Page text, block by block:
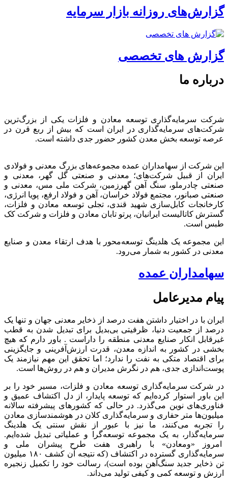
گزارش‌های روزانه بازار سرمایه
گزارش های تخصصی
درباره ما
شرکت سرمایه‌گذاری توسعه معادن و فلزات یکی از بزرگ‌ترین
شرکت‌های سرمایه‌گذاری در ایران است که بیش از ربع قرن در
عرصه توسعه بخش معدن کشور حضور جدی داشته است.
این شرکت از سهامداران عمده مجموعه‌های بزرگ معدنی و فولادی
ایران از قبیل شرکت‌های؛ معدنی و صنعتی گل گهر، معدنی و
صنعتی چادرملو، سنگ آهن گهرزمین، شرکت ملی مس، معدنی و
صنعتی صبانور، مجتمع فولاد خراسان، آهن و فولاد ارفع، پویا انرژی،
کارخانجات کابل‌سازی شهید قندی، تجلی توسعه معادن و فلزات،
گسترش کاتالیست ایرانیان، پرتو تابان معادن و فلزات و شرکت کک
طبس است.
این مجموعه یک هلدینگ توسعه‌محور با هدف ارتقاء معدن و صنایع
معدنی در کشور به شمار می‌رود.
سهامداران عمده
پیام مدیرعامل
ایران با در اختیار داشتن هفت درصد از ذخایر معدنی جهان و تنها یک
درصد از جمعیت دنیا، ظرفیتی بی‌بدیل برای تبدیل شدن به قطب
غیرقابل انکار صنایع معدنی منطقه را داراست . باور دارم که هیچ
بخشی در کشور به اندازه معدن، قدرت ارزش‌آفرینی و جایگزینی
برای اقتصاد متکی به نفت را ندارد؛ اما تحقق این مهم نیازمند یک
پوست‌اندازی جدی، هم در نگرش مدیران و هم در روش‌ها است.
در شرکت سرمایه‌گذاری توسعه معادن و فلزات، مسیر خود را بر
این باور استوار کرده‌ایم که توسعه پایدار، از دل اکتشاف عمیق و
فناوری‌های نوین می‌گذرد. در حالی که کشورهای پیشرفته سالانه
میلیون‌ها متر حفاری و سرمایه‌گذاری کلان در هوشمندسازی معادن
را تجربه می‌کنند، ما نیز با عبور از نقش سنتی یک هلدینگ
سرمایه‌گذار، به یک مجموعه توسعه‌گرا و عملیاتی تبدیل شده‌ایم.
امروز «ومعادن» با راهبری هفت طرح پیشران ملی و
سرمایه‌گذاری گسترده در اکتشاف (که نتیجه آن کشف ۱۸۰ میلیون
تن ذخایر جدید سنگ‌آهن بوده است)، رسالت خود را تکمیل زنجیره
ارزش و توسعه کمی و کیفی تولید می‌داند.